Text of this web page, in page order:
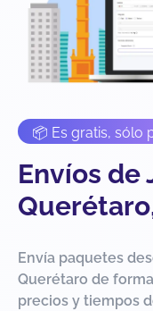
📦 Es gratis, sólo
Envíos de
Envía paquetes
Querétaro de
precios y tiempos